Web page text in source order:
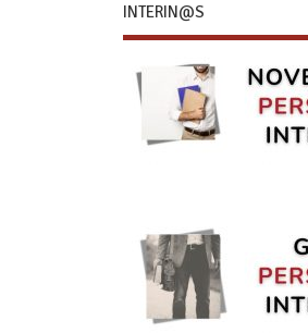
INTERIN@S